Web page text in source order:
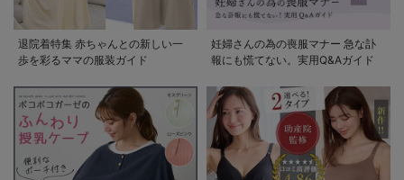
退院着特集 赤ちゃんとの新しい一
歩を彩るママの服装ガイド
妊婦さんの為の喪服マナー 急な訃
報にも慌てない。実用Q&Aガイド